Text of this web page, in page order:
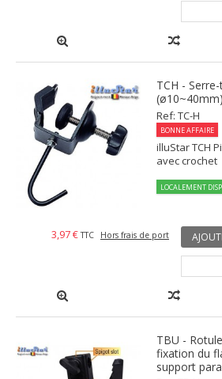
TCH -
Ref: TC-H
BONNE AFFAIRE
illuStar TCH
avec crochet
LOCALEMENT
3,97 € TTC Hors frais de port
TBU -
fixation du
support